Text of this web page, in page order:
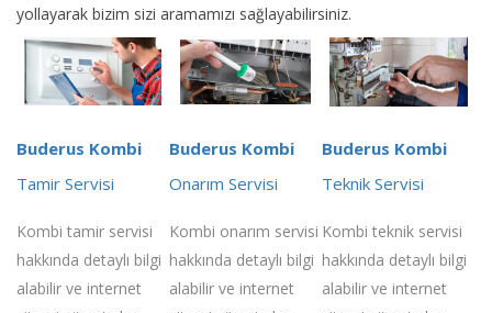
yollayarak bizim sizi aramamızı sağlayabilirsiniz.
Buderus Kombi
Tamir Servisi
Kombi tamir servisi
hakkında detaylı bilgi
alabilir ve internet
Buderus Kombi
Onarım Servisi
Kombi onarım servisi
hakkında detaylı bilgi
alabilir ve internet
Buderus Kombi
Teknik Servisi
Kombi teknik servisi
hakkında detaylı bilgi
alabilir ve internet